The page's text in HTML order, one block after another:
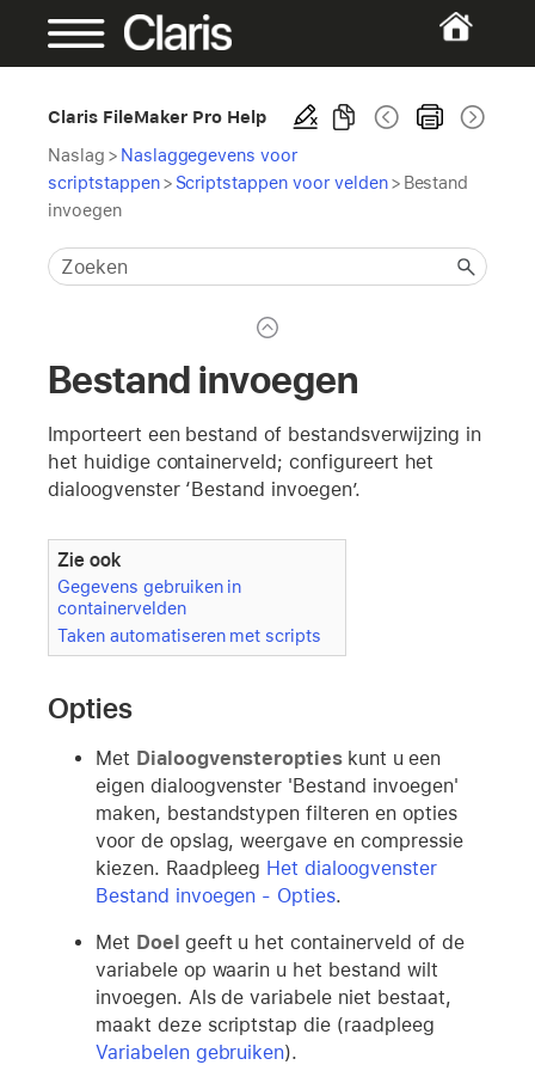
Claris FileMaker Pro Help
Naslag > Naslaggegevens voor
scriptstappen > Scriptstappen voor velden > Bestand
invoegen
Bestand invoegen
Importeert een bestand of bestandsverwijzing in
het huidige containerveld; configureert het
dialoogvenster ‘Bestand invoegen’.
Zie ook
Gegevens gebruiken in
containervelden
Taken automatiseren met scripts
Opties
Met Dialoogvensteropties kunt u een
eigen dialoogvenster 'Bestand invoegen'
maken, bestandstypen filteren en opties
voor de opslag, weergave en compressie
kiezen. Raadpleeg Het dialoogvenster
Bestand invoegen - Opties.
Met Doel geeft u het containerveld of de
variabele op waarin u het bestand wilt
invoegen. Als de variabele niet bestaat,
maakt deze scriptstap die (raadpleeg
Variabelen gebruiken).